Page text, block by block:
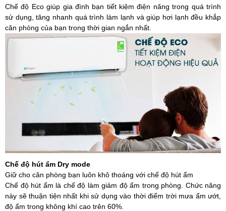
Chế độ Eco giúp gia đình bạn tiết kiệm điện năng trong quá trình
sử dụng, tăng nhanh quá trình làm lạnh và giúp hơi lạnh đều khắp
căn phòng của bạn trong thời gian ngắn nhất.
Chế độ hút ẩm Dry mode
Giữ cho căn phòng bạn luôn khô thoáng với chế độ hút ẩm
Chế độ hút ẩm là chế độ làm giảm độ ẩm trong phòng. Chức năng
này sẽ thuận tiện nhất khi sử dụng vào thời điểm trời mưa ẩm ướt,
độ ẩm trong không khí cao trên 60%.